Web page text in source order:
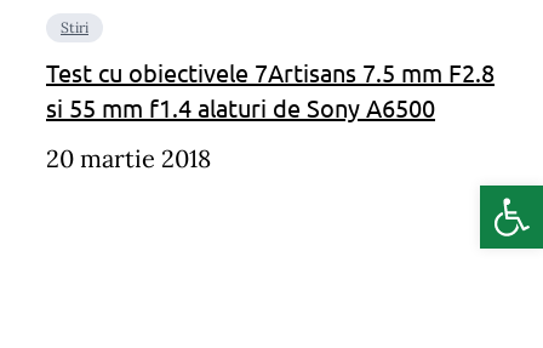
Stiri
Test cu obiectivele 7Artisans 7.5 mm F2.8
si 55 mm f1.4 alaturi de Sony A6500
20 martie 2018